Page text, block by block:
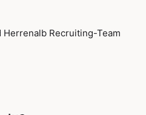
Recruiting-Team